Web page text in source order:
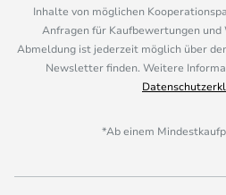
Inhalte von möglichen
Anfragen für Kaufbewertungen und
Abmeldung ist jederzeit möglich über
Newsletter finden. Weitere
*Ab einem